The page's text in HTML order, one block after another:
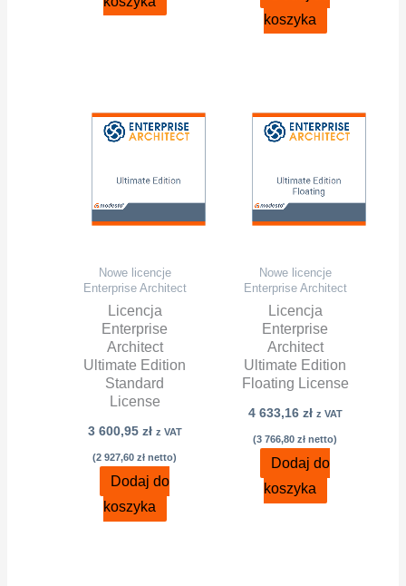
koszyka
Nowe licencje
Enterprise Architect
Licencja
Enterprise
Architect
Ultimate Edition
Standard
License
3 600,95 zł z VAT
(2 927,60zł netto)
Dodaj do
koszyka
Nowe licencje
Enterprise Architect
Licencja
Enterprise
Architect
Ultimate Edition
Floating License
4 633,16 zł z VAT
(3 766,80zł netto)
Dodaj do
koszyka